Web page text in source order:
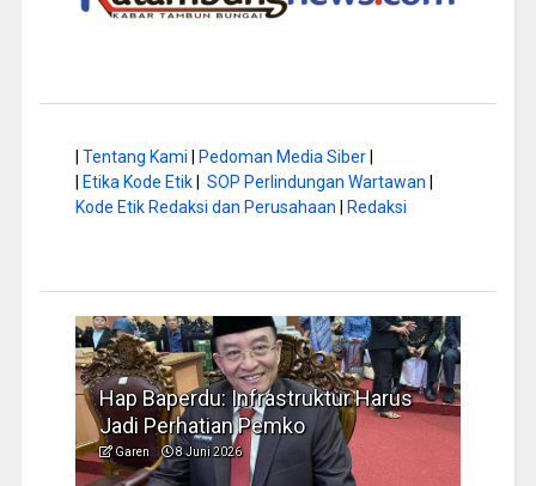
Tentang Kami Pedoman Media Siber|
Etika Kode Etik| SOP Perlindungan Wartawan
Kode Etik Redaksi dan Perusahaan
Redaksi
Baperdu: Infrastruktur Harus
Perhatian Pemko
8 Juni 2026
Musim Kemarau,
Pengelolaan